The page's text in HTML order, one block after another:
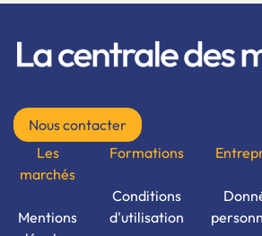
Nous contacter
Les
marchés
Mentions
Formations
Conditions
d'utilisation